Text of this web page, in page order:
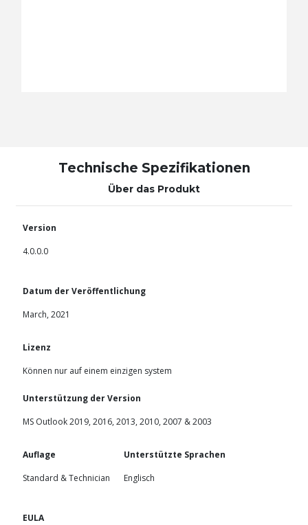
Technische Spezifikationen
Über das Produkt
Version
4.0.0.0
Datum der Veröffentlichung
March, 2021
Lizenz
Können nur auf einem einzigen system
Unterstützung der Version
MS Outlook 2019, 2016, 2013, 2010, 2007 & 2003
Auflage
Standard & Technician
EULA
Unterstützte Sprachen
Englisch